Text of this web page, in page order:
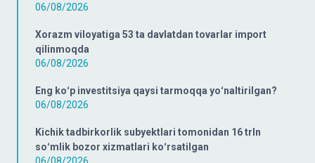
06/08/2026
Xorazm viloyatiga 53 ta davlatdan tovarlar import
qilinmoqda
06/08/2026
Eng koʻp investitsiya qaysi tarmoqqa yoʻnaltirilgan?
06/08/2026
Kichik tadbirkorlik subyektlari tomonidan 16 trln
soʻmlik bozor xizmatlari koʻrsatilgan